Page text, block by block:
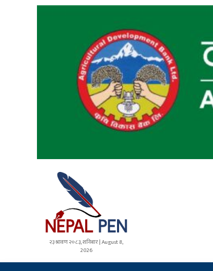
२३ श्रावण २०८३, शनिबार | August 8,
2026